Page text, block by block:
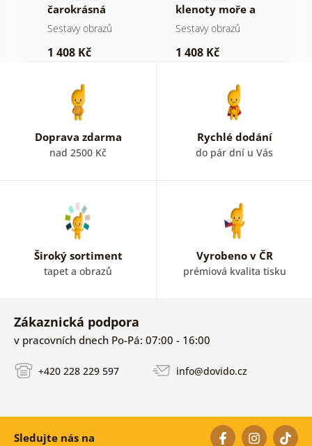
čarokrásná
příroda
Sestavy obrazů
1 408 Kč
klenoty moře a
pláže
Sestavy obrazů
1 408 Kč
Doprava zdarma
nad 2500 Kč
Rychlé dodání
do pár dní u Vás
Široký sortiment
tapet a obrazů
Vyrobeno v ČR
prémiová kvalita tisku
Zákaznická podpora
v pracovních dnech Po-Pá: 07:00 - 16:00
+420 228 229 597 info@dovido.cz
Sledujte nás na